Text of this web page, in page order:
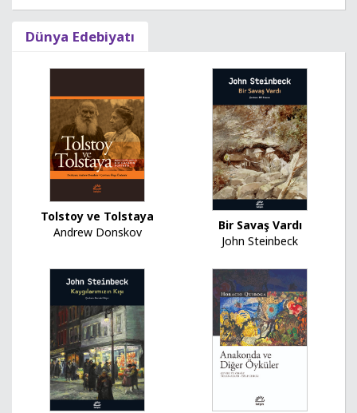
Dünya Edebiyatı
Tolstoy ve Tolstaya
Andrew Donskov
Bir Savaş Vardı
John Steinbeck